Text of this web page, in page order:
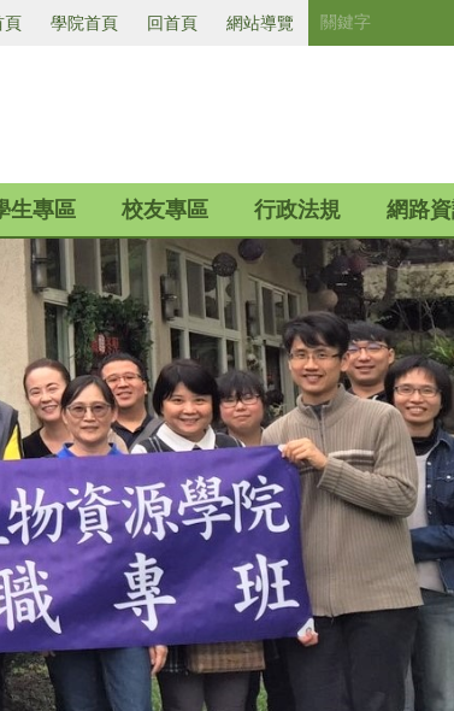
頁 學院首頁 回首頁 網站導覽
生專區 校友專區 行政法規 網路